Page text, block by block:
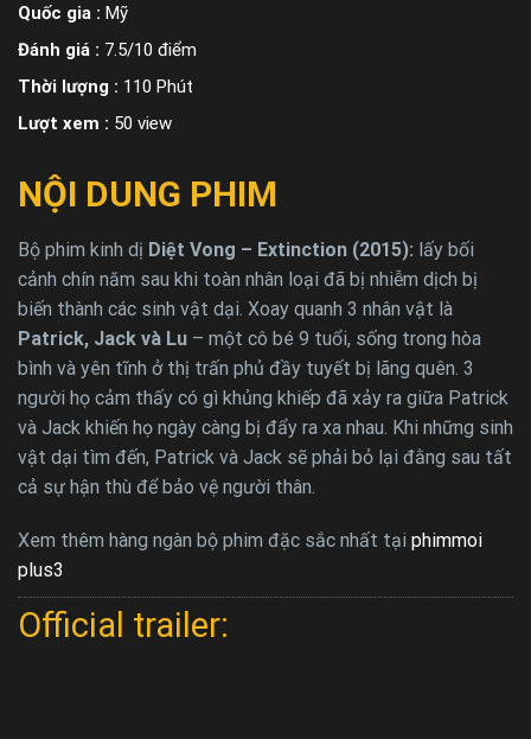
Quốc gia : Mỹ
Đánh giá : 7.5/10 điểm
Thời lượng : 110 Phút
Lượt xem : 50 view
NỘI DUNG PHIM
Bộ phim kinh dị Diệt Vong – Extinction (2015): lấy bối
cảnh chín năm sau khi toàn nhân loại đã bị nhiễm dịch bị
biến thành các sinh vật dại. Xoay quanh 3 nhân vật là
Patrick, Jack và Lu – một cô bé 9 tuổi, sống trong hòa
bình và yên tĩnh ở thị trấn phủ đầy tuyết bị lãng quên. 3
người họ cảm thấy có gì khủng khiếp đã xảy ra giữa Patrick
và Jack khiến họ ngày càng bị đẩy ra xa nhau. Khi những sinh
vật dại tìm đến, Patrick và Jack sẽ phải bỏ lại đằng sau tất
cả sự hận thù để bảo vệ người thân.
Xem thêm hàng ngàn bộ phim đặc sắc nhất tại phimmoi
plus3
Official trailer: